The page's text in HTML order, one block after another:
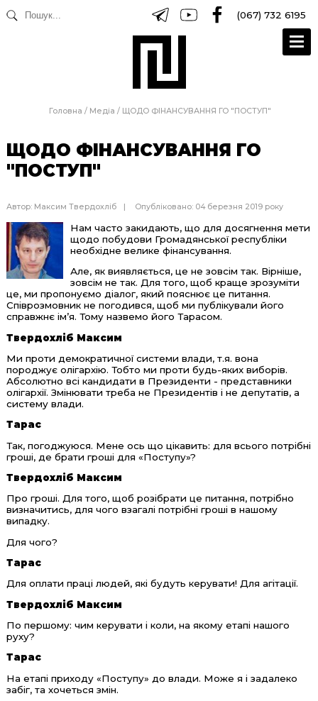
(067) 732 6195
Головна / Медіа / ЩОДО ФІНАНСУВАННЯ ГО "ПОСТУП"
ЩОДО ФІНАНСУВАННЯ ГО
"ПОСТУП"
Автор: Максим Твердохліб Опубліковано: 04 березня 2019 року
Нам часто закидають, що для досягнення мети
щодо побудови Громадянської республіки
необхідне велике фінансування.
Але, як виявляється, це не зовсім так. Вірніше,
зовсім не так. Для того, щоб краще зрозуміти
це, ми пропонуємо діалог, який пояснює це питання.
Співрозмовник не погодився, щоб ми публікували його
справжнє ім’я. Тому назвемо його Тарасом.
Твердохліб Максим
Ми проти демократичної системи влади, т.я. вона
породжує олігархію. Тобто ми проти будь-яких виборів.
Абсолютно всі кандидати в Президенти - представники
олігархії. Змінювати треба не Президентів і не депутатів, а
систему влади.
Тарас
Так, погоджуюся. Мене ось що цікавить: для всього потрібні
гроші, де брати гроші для «Поступу»?
Твердохліб Максим
Про гроші. Для того, щоб розібрати це питання, потрібно
визначитись, для чого взагалі потрібні гроші в нашому
випадку.
Для чого?
Тарас
Для оплати праці людей, які будуть керувати! Для агітації.
Твердохліб Максим
По першому: чим керувати і коли, на якому етапі нашого
руху?
Тарас
На етапі приходу «Поступу» до влади. Може я і задалеко
забіг, та хочеться змін.